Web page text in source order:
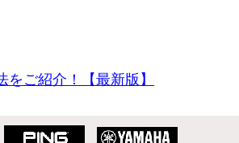
ご紹介！【最新版】